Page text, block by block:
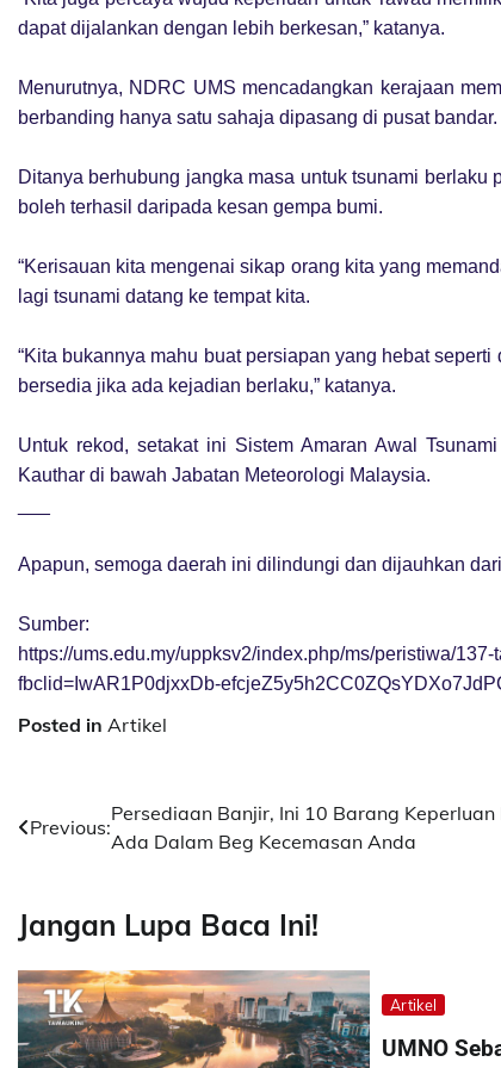
dapat dijalankan dengan lebih berkesan,” katanya.
Menurutnya, NDRC UMS mencadangkan kerajaan
berbanding hanya satu sahaja dipasang di pusat bandar.
Ditanya berhubung jangka masa untuk tsunami
boleh terhasil daripada kesan gempa bumi.
“Kerisauan kita mengenai sikap orang kita yang
lagi tsunami datang ke tempat kita.
“Kita bukannya mahu buat persiapan yang hebat
bersedia jika ada kejadian berlaku,” katanya.
Untuk rekod, setakat ini Sistem Amaran Awal
Kauthar di bawah Jabatan Meteorologi Malaysia.
Apapun, semoga daerah ini dilindungi dan dijauhkan
Sumber:
https://ums.edu.my/uppksv2/index.php/ms/peristiwa/
fbclid=IwAR1P0djxxDb-
Posted in Artikel
Post
Previous:
Persediaan Banjir, Ini 10 Barang Keperluan
Ada Dalam Beg Kecemasan Anda
Jangan Lupa Baca Ini!
Artikel
UMNO